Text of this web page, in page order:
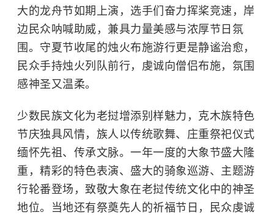
大的龙舟节如期上演，选手们奋力挥桨竞速，岸
边民众呐喊助威，兼具力量美感与浓厚节日氛
围。守夏节收尾的烛火布施游行更是静谧治愈，
民众手持烛火列队前行，虔诚向僧侣布施，氛围
感神圣又温柔。
少数民族文化为老挝增添别样魅力，克木族特色
节庆独具风情，族人以传统歌舞、庄重祭祀仪式
缅怀先祖、传承文脉。一年一度的大象节盛大隆
重，精彩的特色表演、盛大的骑象巡游、主题游
行轮番登场，致敬大象在老挝传统文化中的神圣
地位。当地还有祭奠先人的祈福节日，民众虔诚